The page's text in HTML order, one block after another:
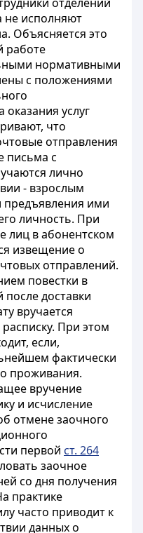
не исполняют
Объясняется это
работе
нормативными
с положениями
оказания услуг
что
отправления
письма с
лично
- взрослым
предъявления ими
личность. При
лиц в абонентском
извещение о
отправлений.
повестки в
доставки
вручается
При этом
если,
фактически
проживания.
вручение
и исчисление
отмене заочного
первой ст. 264
заочное
со дня получения
практике
часто приводит к
данных о